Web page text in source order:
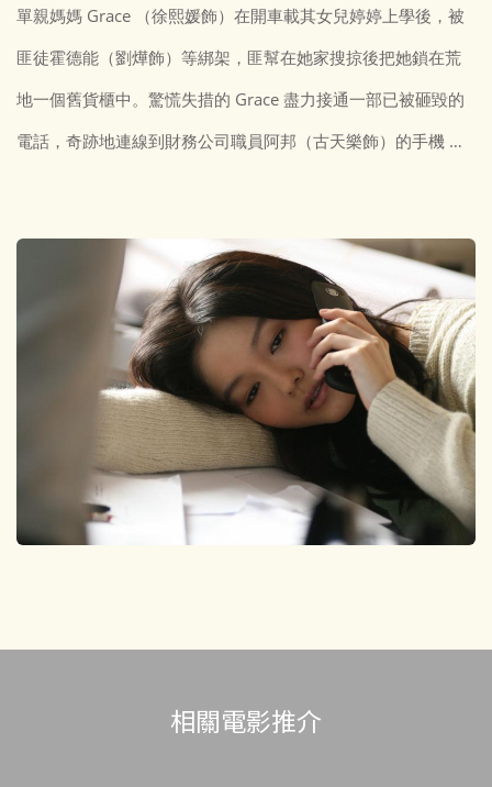
單親媽媽 Grace （徐熙媛飾）在開車載其女兒婷婷上學後，被
匪徒霍德能（劉燁飾）等綁架，匪幫在她家搜掠後把她鎖在荒
地一個舊貨櫃中。驚慌失措的 Grace 盡力接通一部已被砸毀的
電話，奇跡地連線到財務公司職員阿邦（古天樂飾）的手機 …
相關電影推介